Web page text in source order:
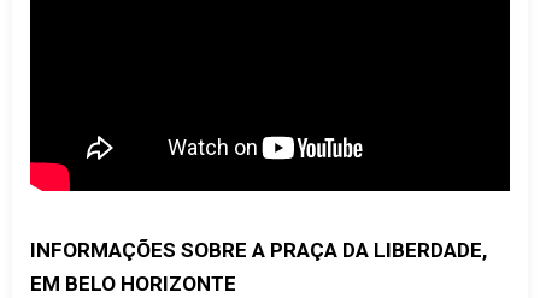
INFORMAÇÕES SOBRE A PRAÇA DA LIBERDADE,
EM BELO HORIZONTE